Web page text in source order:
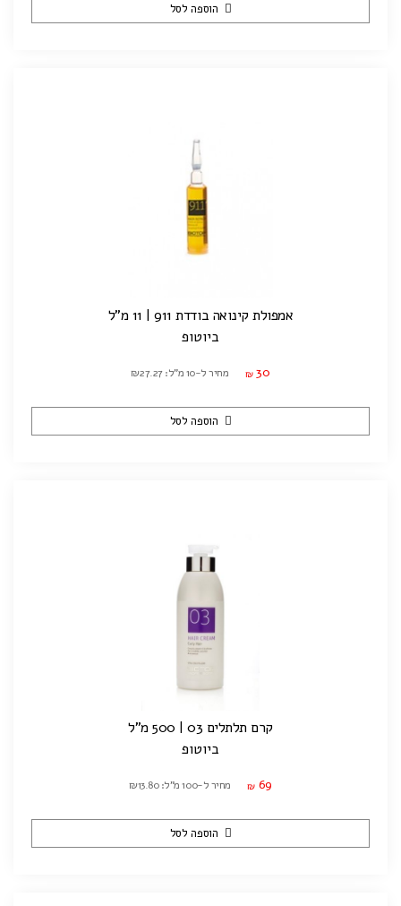
הוספה לסל
אמפולת קינואה בודדת 911 | 11 מ"ל
ביוטופ
₪ 30 מחיר ל-10 מ"ל: ₪27.27
הוספה לסל
קרם תלתלים 03 | 500 מ"ל
ביוטופ
₪ 69 מחיר ל-100 מ"ל: ₪13.80
הוספה לסל